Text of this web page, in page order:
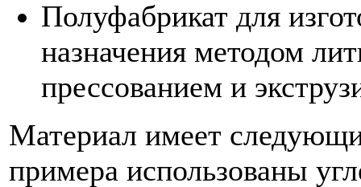
Полуфабрикат для
назначения методом
прессованием и
Материал имеет
примера использованы